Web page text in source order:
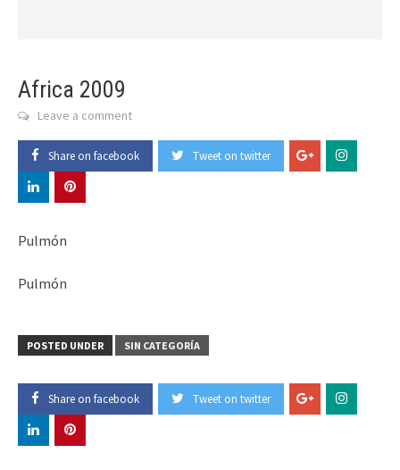
Africa 2009
Leave a comment
Share on facebook Tweet on twitter
Pulmón
Pulmón
POSTED UNDER SIN CATEGORÍA
Share on facebook Tweet on twitter